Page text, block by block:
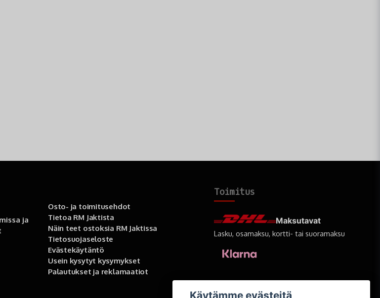
ja
Osto- ja toimitusehdot
Tietoa RM Jaktista
Näin teet ostoksia RM Jaktissa
Tietosuojaseloste
Evästekäytäntö
Usein kysytyt kysymykset
Palautukset ja reklamaatiot
Toimitus
Maksutavat
Lasku, osamaksu, kortti- tai suoramaksu
Käytämme evästeitä